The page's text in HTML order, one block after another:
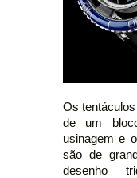
Os
de um
usinagem e
são de
desenho